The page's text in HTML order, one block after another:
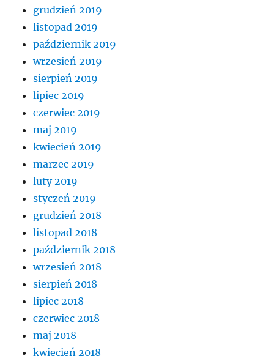
grudzień 2019
listopad 2019
październik 2019
wrzesień 2019
sierpień 2019
lipiec 2019
czerwiec 2019
maj 2019
kwiecień 2019
marzec 2019
luty 2019
styczeń 2019
grudzień 2018
listopad 2018
październik 2018
wrzesień 2018
sierpień 2018
lipiec 2018
czerwiec 2018
maj 2018
kwiecień 2018